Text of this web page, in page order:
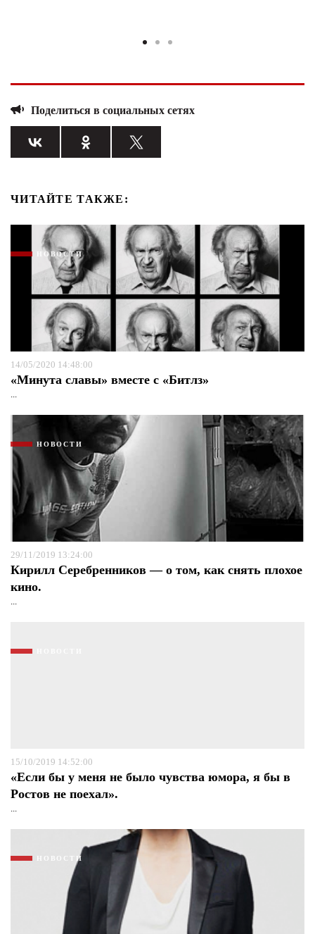
Поделиться в социальных сетях
ЧИТАЙТЕ ТАКЖЕ:
НОВОСТИ
14/05/2020 14:48:00
«Минута славы» вместе с «Битлз»
...
НОВОСТИ
29/11/2019 13:24:00
Кирилл Серебренников — о том, как снять плохое
кино.
...
15/10/2019 14:52:00
«Если бы у меня не было чувства юмора, я бы в
Ростов не поехал».
...
НОВОСТИ